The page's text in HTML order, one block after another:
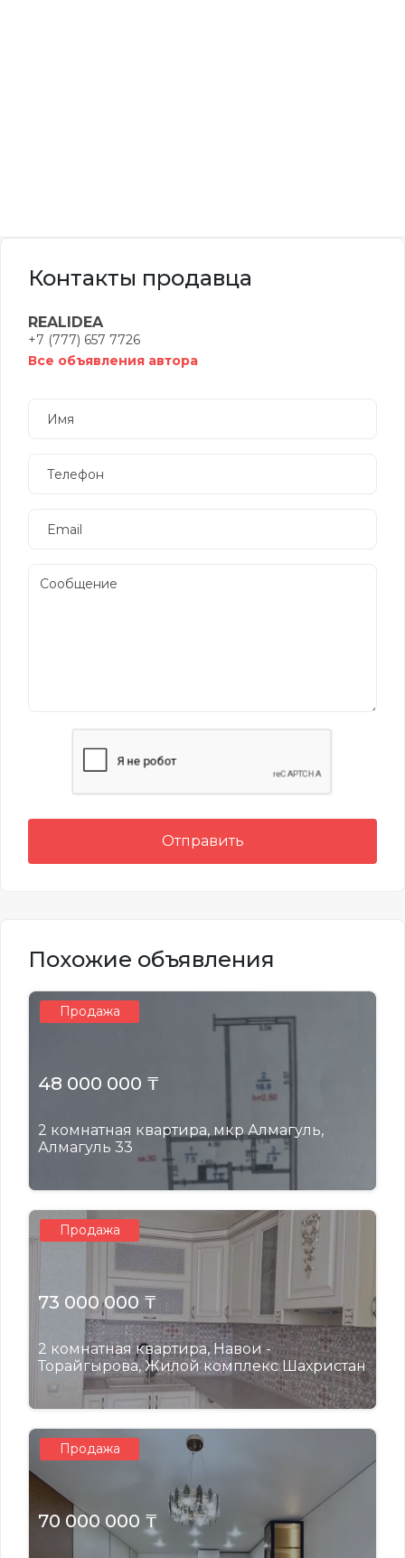
Контакты продавца
REALIDEA
+7 (777) 657 7726
Все объявления автора
Отправить
Похожие объявления
Продажа
48 000 000 ₸
2 комнатная квартира, мкр Алмагуль,
Алмагуль 33
Продажа
73 000 000 ₸
2 комнатная квартира, Навои -
Торайгырова, Жилой комплекс Шахристан
Продажа
70 000 000 ₸